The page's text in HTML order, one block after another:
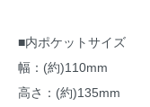
■内ポケットサイズ
幅：(約)110mm
高さ：(約)135mm